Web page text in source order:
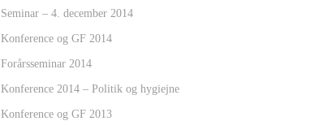
Seminar – 4. december 2014
Konference og GF 2014
Forårsseminar 2014
Konference 2014 – Politik og hygiejne
Konference og GF 2013